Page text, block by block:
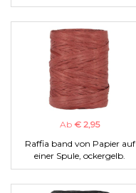
Ab € 2,95
Raffia band von Papier auf
einer Spule, ockergelb.